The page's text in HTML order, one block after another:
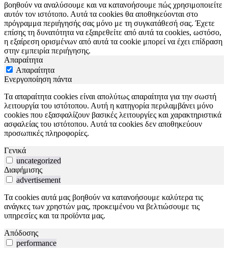
βοηθούν να αναλύσουμε και να κατανοήσουμε πώς χρησιμοποιείτε
αυτόν τον ιστότοπο. Αυτά τα cookies θα αποθηκεύονται στο
πρόγραμμα περιήγησής σας μόνο με τη συγκατάθεσή σας. Έχετε
επίσης τη δυνατότητα να εξαιρεθείτε από αυτά τα cookies, ωστόσο,
η εξαίρεση ορισμένων από αυτά τα cookie μπορεί να έχει επίδραση
στην εμπειρία περιήγησης.
Απαραίτητα
Απαραίτητα
Ενεργοποίηση πάντα
Τα απαραίτητα cookies είναι απολύτως απαραίτητα για την σωστή
λειτουργία του ιστότοπου. Αυτή η κατηγορία περιλαμβάνει μόνο
cookies που εξασφαλίζουν βασικές λειτουργίες και χαρακτηριστικά
ασφαλείας του ιστότοπου. Αυτά τα cookies δεν αποθηκεύουν
προσωπικές πληροφορίες.
Γενικά
uncategorized
Διαφήμισης
advertisement
Τα cookies αυτά μας βοηθούν να κατανοήσουμε καλύτερα τις
ανάγκες των χρηστών μας, προκειμένου να βελτιώσουμε τις
υπηρεσίες και τα προϊόντα μας.
Απόδοσης
performance